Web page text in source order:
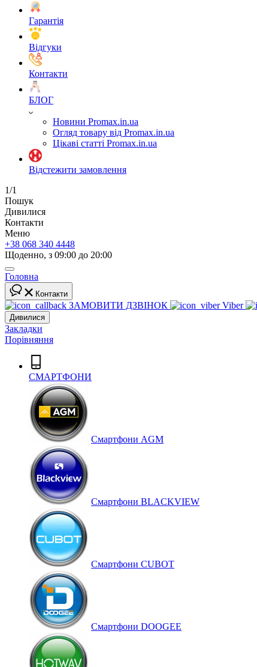
Гарантія
Відгуки
Контакти
БЛОГ
Новини Promax.in.ua
Огляд товару від Promax.in.ua
Цікаві статті Promax.in.ua
Відстежити замовлення
1/1
Пошук
Дивилися
Контакти
Меню
+38 068 340 4448
Щоденно, з 09:00 до 20:00
Головна
Контакти
ЗАМОВИТИ ДЗВІНОК Viber
Дивилися
Закладки
Порівняння
СМАРТФОНИ
Cмартфони AGM
Смартфони BLACKVIEW
Смартфони CUBOT
Смартфони DOOGEE